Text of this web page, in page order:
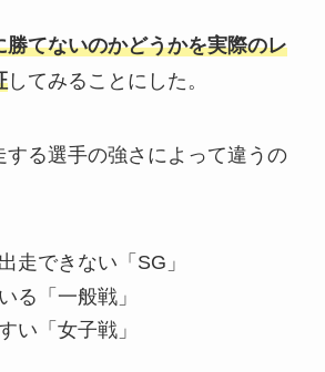
勝てないのかどうかを実際のレ
してみることにした。
する選手の強さによって違うの
走できない「SG」
る「一般戦」
い「女子戦」